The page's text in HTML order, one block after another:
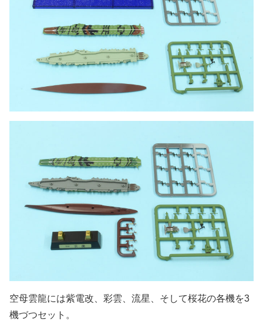
空母雲龍には紫電改、彩雲、流星、そして桜花の各機を3
機づつセット。